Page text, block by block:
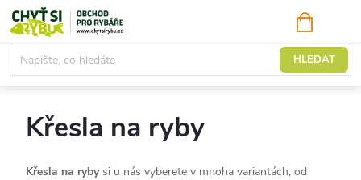
Přejít
na
obsah
HLEDAT
KOŠÍK
Křesla, sedačky, židle
Křesla na ryby
Křesla na ryby si u nás vyberete v mnoha variantách, od